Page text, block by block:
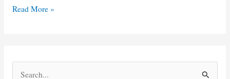
मानव
प्रदेश
Read More »